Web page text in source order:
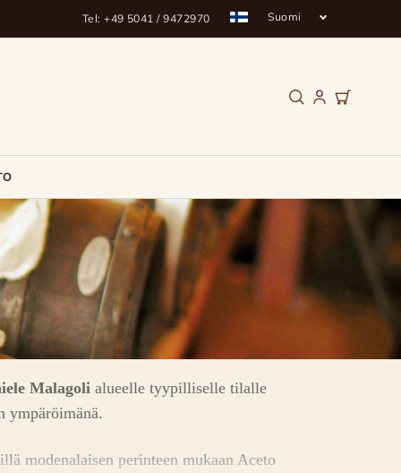
Tel: +49 5041 / 9472970 Suomi
Malagoli alueelle tyypilliselle tilalle
ympäröimänä.
modenalaisen perinteen mukaan Aceto